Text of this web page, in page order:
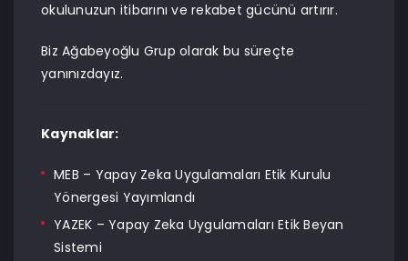
okulunuzun itibarını ve rekabet gücünü artırır.
Biz Ağabeyoğlu Grup olarak bu süreçte
yanınızdayız.
Kaynaklar:
MEB – Yapay Zeka Uygulamaları Etik Kurulu
Yönergesi Yayımlandı
YAZEK – Yapay Zeka Uygulamaları Etik Beyan
Sistemi